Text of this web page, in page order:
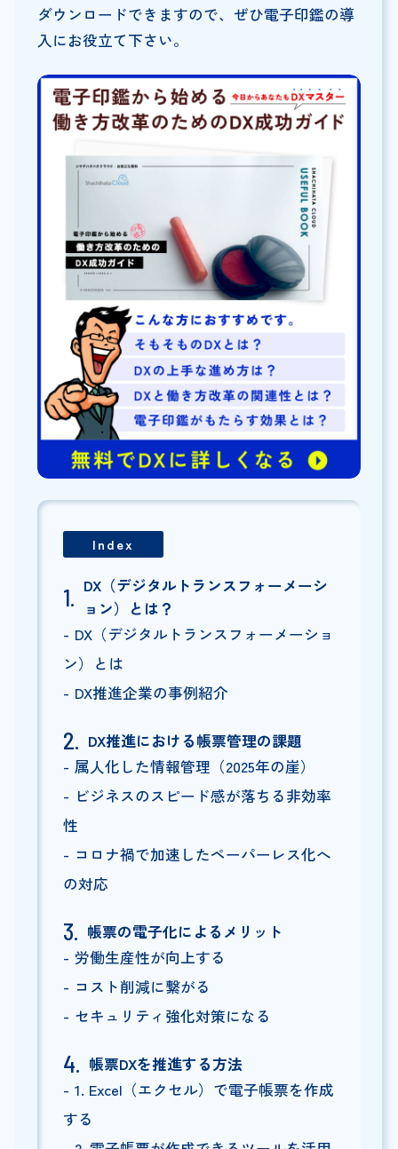
ダウンロードできますので、ぜひ電子印鑑の導
入にお役立て下さい。
Index
DX（デジタルトランスフォーメーシ
ョン）とは？
DX（デジタルトランスフォーメーショ
ン）とは
DX推進企業の事例紹介
DX推進における帳票管理の課題
属人化した情報管理（2025年の崖）
ビジネスのスピード感が落ちる非効率
性
コロナ禍で加速したペーパーレス化へ
の対応
帳票の電子化によるメリット
労働生産性が向上する
コスト削減に繋がる
セキュリティ強化対策になる
帳票DXを推進する方法
1. Excel（エクセル）で電子帳票を作成
する